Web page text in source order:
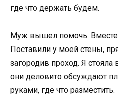
где что держать будем.
Муж вышел помочь. Вместе
Поставили у моей стены,
загородив проход. Я
они деловито обсуждают
руками, где что разместить.